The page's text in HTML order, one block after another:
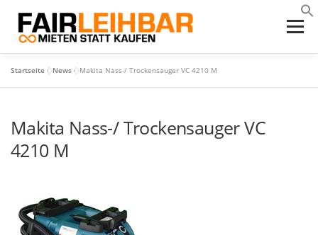
springen
Menü
PROJEKTE KONTAKT DOWNLOADS
Startseite »News »Makita Nass-/ Trockensauger VC 4210 M
Makita Nass-/ Trockensauger VC
4210 M